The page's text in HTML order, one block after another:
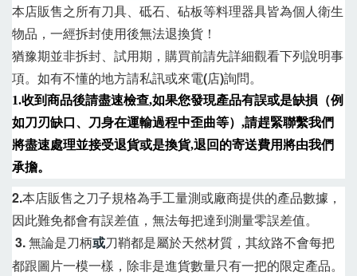
本店販售之所有刀具、砥石、砧板等料理器具皆為個人衛生
物品，一經拆封使用後無法退換貨！
猶豫期並非拆封、試用期，購買前請先詳細觀看下列說明事
項。 如有不懂的地方請私訊或來電(店)詢問。
1.收到商品後請盡速檢查,如果您發現產品有誤或是缺損（例
如刀刃缺口、刀身在運輸過程中歪曲等）,請趕緊聯繫我們
將盡速處理並接受退貨或是換貨,退回的寄送費用將由我們
承擔。
2.本店販售之刀子規格為手工量測或廠商提供的產品數據，
因此難免都會有誤差值，無法每把達到測量零誤差值。
3. 無論是刀柄或刀鞘都是屬於天然材質，其紋路不會每把
都跟圖片一模一樣，除非是進貨數量只有一把的限定產品。